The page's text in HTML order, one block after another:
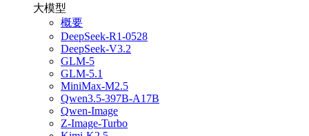
大模型
概要
DeepSeek-R1-0528
DeepSeek-V3.2
GLM-5
GLM-5.1
MiniMax-M2.5
Qwen3.5-397B-A17B
Qwen-Image
Z-Image-Turbo